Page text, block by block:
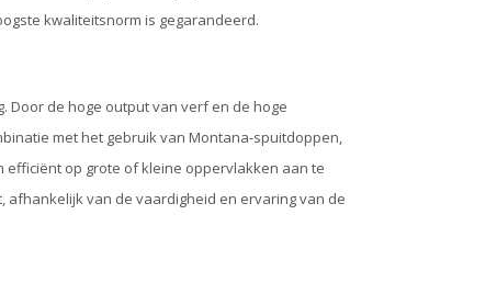
kwaliteitsnorm is gegarandeerd.
Door de hoge output van verf en de hoge
met het gebruik van Montana-spuitdoppen,
efficiënt op grote of kleine oppervlakken aan te
afhankelijk van de vaardigheid en ervaring van de